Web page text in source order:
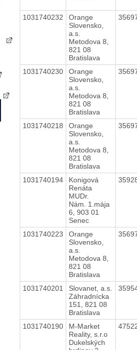
1031740232
Orange
Slovensko,
a.s.
Metodova 8,
821 08
Bratislava
1031740230
Orange
Slovensko,
a.s.
Metodova 8,
821 08
Bratislava
1031740218
Orange
Slovensko,
a.s.
Metodova 8,
821 08
Bratislava
1031740194
Konigová
Renáta
MUDr.
Nám. 1.mája
6, 903 01
Senec
1031740223
Orange
Slovensko,
a.s.
Metodova 8,
821 08
Bratislava
1031740201
Slovanet, a.s.
Záhradnícka
151, 821 08
Bratislava
1031740190
M-Market
Reality, s.r.o
Dukelských